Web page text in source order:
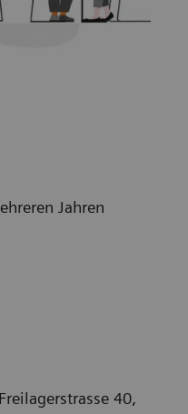
Jahren
40,